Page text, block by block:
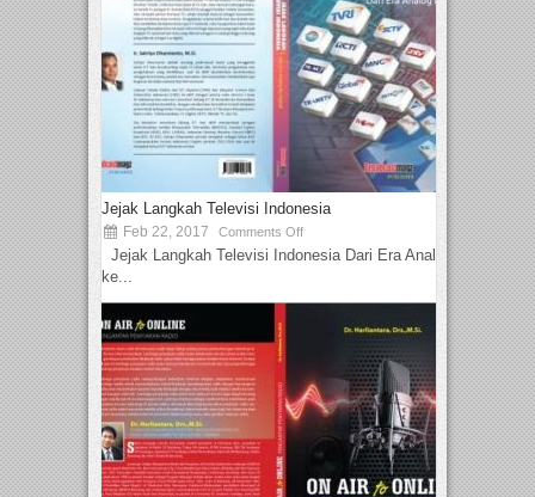
Jejak Langkah Televisi Indonesia
Feb 22, 2017 Comments Off
Jejak Langkah Televisi Indonesia Dari Era Analog
ke...